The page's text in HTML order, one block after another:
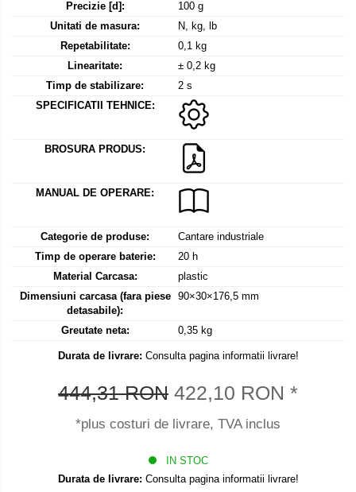
Bare suport (Newtoniene)
Masurarea intensitatii luminoase
Masurarea intensitatii sunetului
Termometre cu infrarosu
Standuri testare forta
Adaptoare
Cap pivotant
Carlige
Convertor Analog-Digital
Inele suport
Picioare ajustabile
Piese pentru compresiune
Piulite zimtate si hexagonale
Placa de montaj
Placi etalon
Set suruburi otel
Varf de impact
Adaptoare
Precizie [d]:
100 g
Unitati de masura:
N, kg, lb
Repetabilitate:
0,1 kg
Linearitate:
± 0,2 kg
Timp de stabilizare:
2 s
SPECIFICATII TEHNICE:
BROSURA PRODUS:
MANUAL DE OPERARE:
Categorie de produse:
Cantare industriale
Timp de operare baterie:
20 h
Material Carcasa:
plastic
Dimensiuni carcasa (fara piese
detasabile):
90×30×176,5 mm
Greutate neta: 0,35 kg
Durata de livrare: Consulta pagina informatii livrare!
444,31 RON 422,10 RON *
*plus costuri de livrare, TVA inclus
IN STOC
Durata de livrare: Consulta pagina informatii livrare!